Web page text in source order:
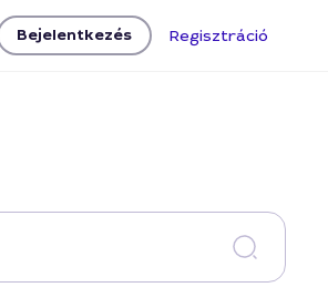
Bejelentkezés Regisztráció